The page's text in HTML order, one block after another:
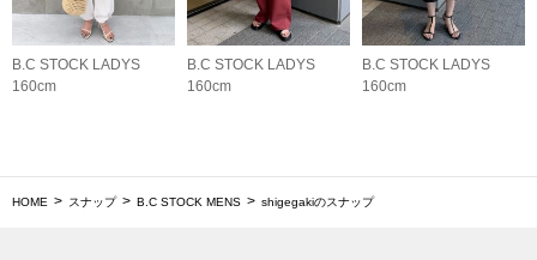
B.C STOCK LADYS
160cm
B.C STOCK LADYS
160cm
B.C STOCK LADYS
160cm
HOME スナップ B.C STOCK MENS shigegakiのスナップ